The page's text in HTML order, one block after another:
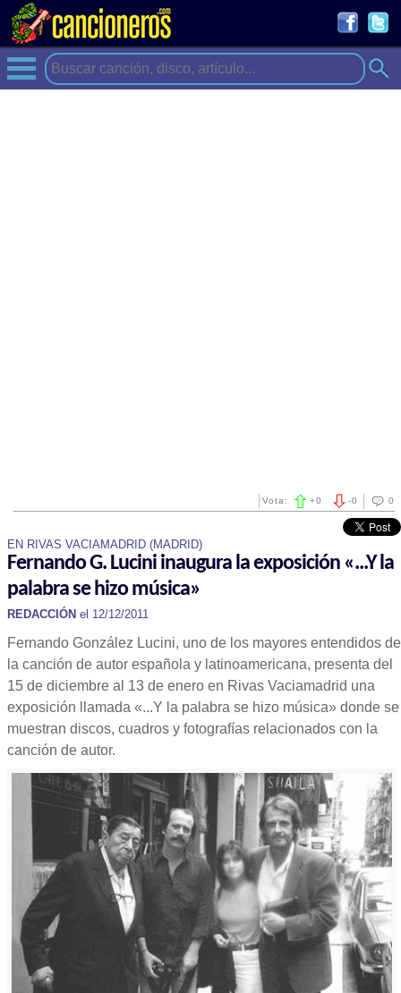
0
-0
Vota: +0
EN RIVAS VACIAMADRID (MADRID)
Fernando G. Lucini inaugura la exposición «...Y la
palabra se hizo música»
REDACCIÓN el 12/12/2011
Fernando González Lucini, uno de los mayores entendidos de
la canción de autor española y latinoamericana, presenta del
15 de diciembre al 13 de enero en Rivas Vaciamadrid una
exposición llamada «...Y la palabra se hizo música» donde se
muestran discos, cuadros y fotografías relacionados con la
canción de autor.